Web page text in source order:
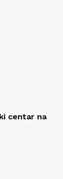
centar na